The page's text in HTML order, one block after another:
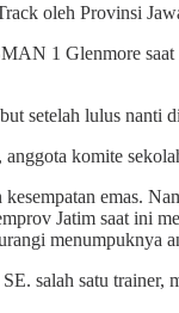
oleh Provinsi
1 Glenmore
setelah lulus nanti
komite
emas.
Jatim saat ini
menumpuknya
salah satu